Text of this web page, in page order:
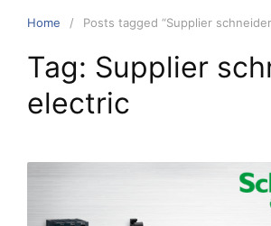
Home Posts tagged “Supplier
Tag: Supplier
electric